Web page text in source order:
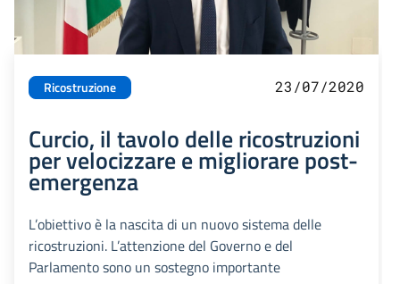
Ricostruzione 23/07/2020
Curcio, il tavolo delle ricostruzioni
per velocizzare e migliorare post-
emergenza
L’obiettivo è la nascita di un nuovo sistema delle
ricostruzioni. L’attenzione del Governo e del
Parlamento sono un sostegno importante